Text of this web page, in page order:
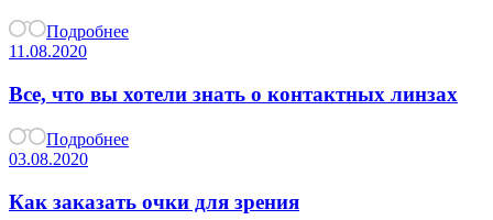
Подробнее
11.08.2020
Все, что вы хотели знать о контактных линзах
Подробнее
03.08.2020
Как заказать очки для зрения